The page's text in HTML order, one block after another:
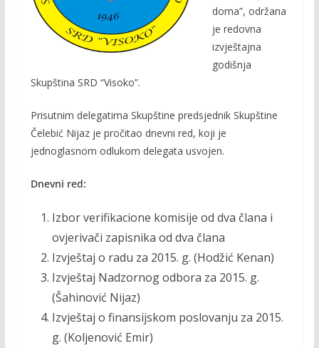
k k
doma”, održana
je redovna
izvještajna
godišnja
Skupština SRD “Visoko”.
Prisutnim delegatima Skupštine predsjednik Skupštine
Čelebić Nijaz je pročitao dnevni red, koji je
jednoglasnom odlukom delegata usvojen.
Dnevni red:
Izbor verifikacione komisije od dva člana i
ovjerivači zapisnika od dva člana
Izvještaj o radu za 2015. g. (Hodžić Kenan)
Izvještaj Nadzornog odbora za 2015. g.
(Šahinović Nijaz)
Izvještaj o finansijskom poslovanju za 2015.
g. (Koljenović Emir)